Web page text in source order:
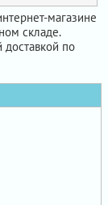
магазине
складе.
по